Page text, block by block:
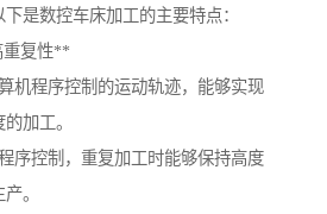
是数控车床加工的主要特点：
重复性**
机程序控制的运动轨迹，能够实现
加工。
序控制，重复加工时能够保持高度
。